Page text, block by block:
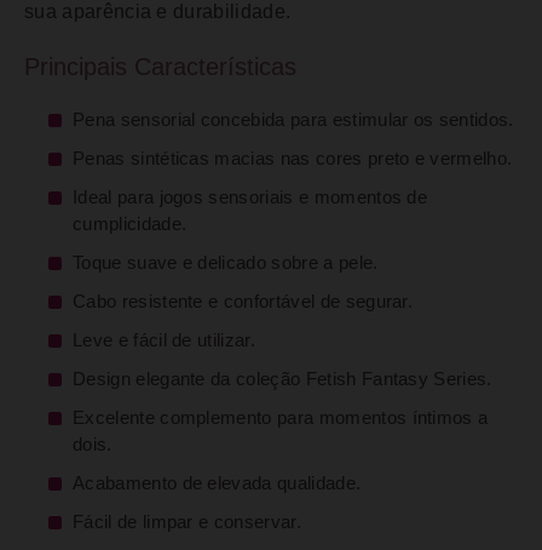
sua aparência e durabilidade.
Principais Características
Pena sensorial concebida para estimular os sentidos.
Penas sintéticas macias nas cores preto e vermelho.
Ideal para jogos sensoriais e momentos de
cumplicidade.
Toque suave e delicado sobre a pele.
Cabo resistente e confortável de segurar.
Leve e fácil de utilizar.
Design elegante da coleção Fetish Fantasy Series.
Excelente complemento para momentos íntimos a
dois.
Acabamento de elevada qualidade.
Fácil de limpar e conservar.